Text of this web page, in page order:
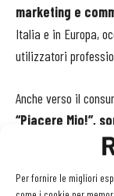
Per fornire le migliori
marketing e
Italia e in Europa,
utilizzatori
Anche verso il
“Piacere Mio!”,
Gdo italiana e
social. Questa